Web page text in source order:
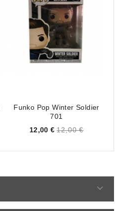
Funko Pop Winter Soldier
701
Price
12,00 € 12,00 €
